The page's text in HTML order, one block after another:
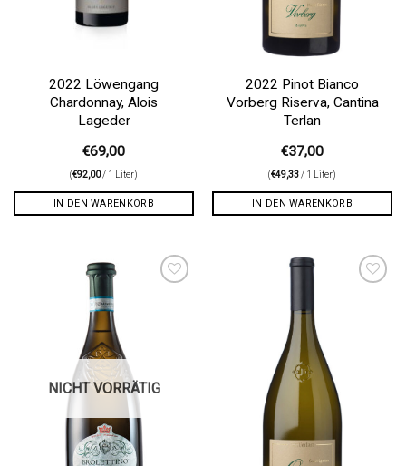
2022 Löwengang
Chardonnay, Alois
Lageder
€69,00
(€92,00/ 1 Liter)
IN DEN WARENKORB
2022 Pinot Bianco
Vorberg Riserva, Cantina
Terlan
€37,00
(€49,33/ 1 Liter)
IN DEN WARENKORB
NICHT VORRÄTIG